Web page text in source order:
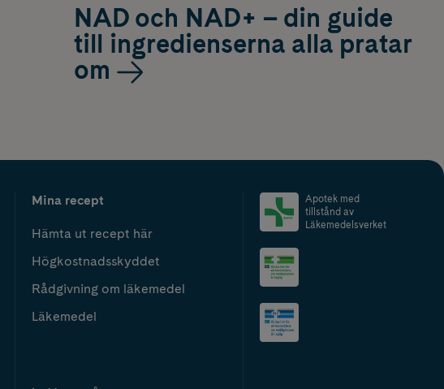
NAD och NAD+ – din guide
till ingredienserna alla pratar
om
Mina recept
Hämta ut recept här
Högkostnadsskyddet
Rådgivning om läkemedel
Läkemedel
Apotek med
tillstånd av
Läkemedelsverket